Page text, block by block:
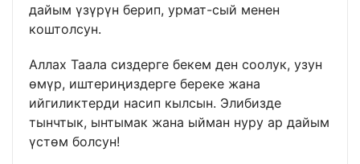
дайым үзүрүн берип, урмат-сый менен
коштолсун.
Аллах Таала сиздерге бекем ден соолук, узун
өмүр, иштериңиздерге береке жана
ийгиликтерди насип кылсын. Элибизде
тынчтык, ынтымак жана ыйман нуру ар дайым
үстөм болсун!